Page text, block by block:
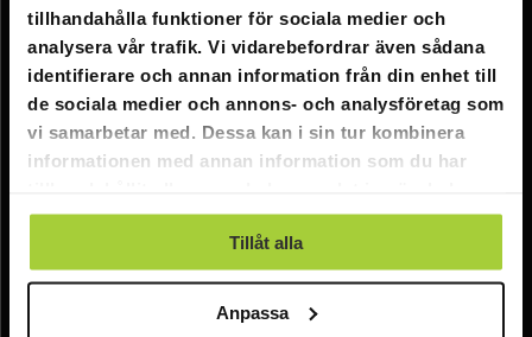
tillhandahålla funktioner för sociala medier och
analysera vår trafik. Vi vidarebefordrar även sådana
identifierare och annan information från din enhet till
de sociala medier och annons- och analysföretag som
vi samarbetar med. Dessa kan i sin tur kombinera
informationen med annan information som du har
använt deras tjänster.
Tillåt alla
Anpassa
Information
Företagsinformation
Om oss
Leverans